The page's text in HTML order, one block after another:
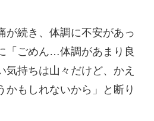
が続き、体調に不安があっ
「ごめん…体調があまり良
持ちは山々だけど、かえ
かもしれないから」と断り